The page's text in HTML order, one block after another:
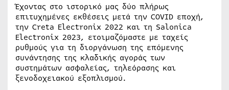
Έχοντας στο ιστορικό μας δύο πλήρως
επιτυχημένες εκθέσεις μετά την COVID εποχή,
την Creta Electronix 2022 και τη Salonica
Electronix 2023, ετοιμαζόμαστε με ταχείς
ρυθμούς για τη διοργάνωση της επόμενης
συνάντησης της κλαδικής αγοράς των
συστημάτων ασφαλείας, τηλεόρασης και
ξενοδοχειακού εξοπλισμού.